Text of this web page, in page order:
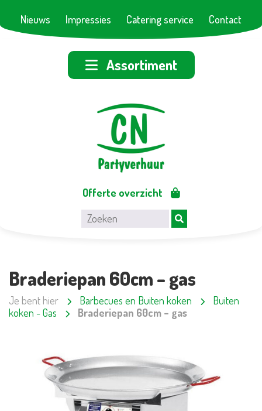
Nieuws Impressies Catering service Contact
Assortiment
Offerte overzicht
Braderiepan 60cm – gas
Je bent hier Barbecues en Buiten koken
Buiten
koken - Gas
Braderiepan 60cm – gas